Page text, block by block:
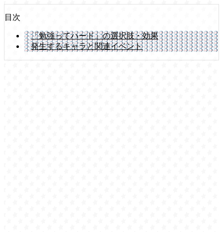
目次
「勉強ってハード」の選択肢・効果
発生するキャラと関連イベント